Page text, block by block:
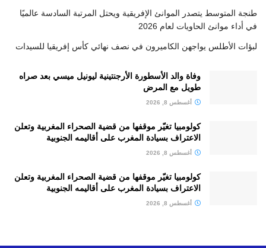
طنجة المتوسط يتصدر الموانئ الإفريقية ويحتل المرتبة السادسة عالميًا
في أداء موانئ الحاويات لعام 2026
لبؤات الأطلس يواجهن الكاميرون في نصف نهائي كأس إفريقيا للسيدات
وفاة والد الأسطورة الأرجنتينية ليونيل ميسي بعد صراه
طويل مع المرض
أغسطس 8, 2026
كولومبيا تغيّر موقفها من قضية الصحراء المغربية وتعلن
الاعتراف بسيادة المغرب على أقاليمه الجنوبية
أغسطس 8, 2026
كولومبيا تغيّر موقفها من قضية الصحراء المغربية وتعلن
الاعتراف بسيادة المغرب على أقاليمه الجنوبية
أغسطس 8, 2026